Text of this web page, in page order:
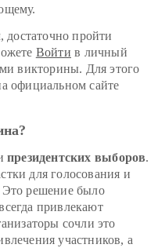
достаточно пройти
Войти в личный
викторины. Для этого
официальном сайте
президентских выборов.
для голосования и
решение было
привлекают
сочли это
участников, а